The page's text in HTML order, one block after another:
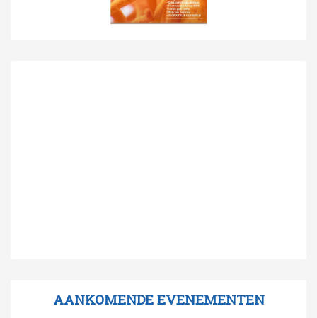
AANKOMENDE EVENEMENTEN